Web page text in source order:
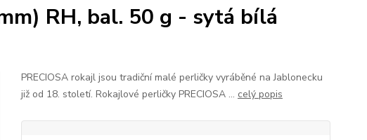
RH, bal. 50 g - sytá bílá
PRECIOSA rokajl jsou tradiční malé perličky vyráběné na Jablonecku
již od 18. století. Rokajlové perličky PRECIOSA ... celý popis